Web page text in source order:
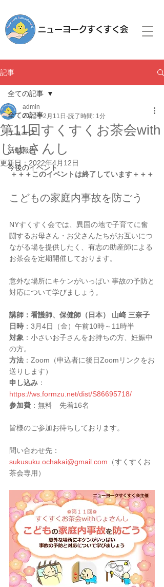
ニューヨークすくすく会
記事
全ての記事
ニュース
活動報告
今後のイベント
全ての記事
第11回すくすくお茶会with
じょさんし
admin
2022年2月11日 読了時間: 1分
更新日： 2022年4月12日
＋＋＋このイベントは終了しています＋＋＋
こどもの家庭内事故を防ごう
NYすくすく会では、異国の地で子育てに奮
闘するお母さん・お父さんたちがお互いにつ
ながる場を提供したく、有志の助産師による
お茶会を定期開催しております。
意外な場所にキケンがいっぱい 事故の予防と
対応について学びましょう。
講師：看護師、保健師（日本） 山崎 三奈子
日時 ：3月4日（金）午前10時～11時半
対象 ：小さいお子さんをお持ちの方、妊娠中
の方。
方法 ：Zoom（申込者に後日Zoomリンクをお
送りします）
申し込み ：
https://ws.formzu.net/dist/S86695718/
参加費 ：無料　先着16名
皆様のご参加お待ちしております。
問い合わせ先：
sukusuku.ochakai@gmail.com （すくすくお
茶会専用）